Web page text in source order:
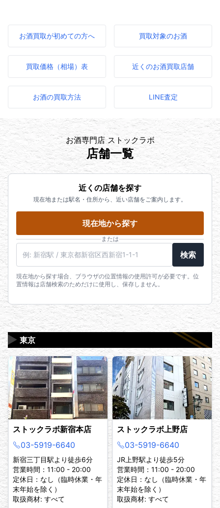
お酒買取が初めての方へ 買取対象のお酒
買取価格（相場）表 近くのお酒買取店舗
お酒の買取方法 LINE査定
お酒専門店 ストックラボ
店舗一覧
近くの店舗を探す
現在地または駅名・住所から、近い店舗をご案内します。
現在地から探す
または
検索
現在地から探す場合、ブラウザの位置情報の使用許可が必要です。位
置情報は店舗検索のためだけに使用し、保存しません。
東京
▶
ストックラボ新宿本店
03-5919-6640
新宿三丁目駅より徒歩6分
営業時間：11:00 - 20:00
定休日：なし（臨時休業・年
末年始を除く）
取扱商材: すべて
ストックラボ上野店
03-5919-6640
JR上野駅より徒歩5分
営業時間：11:00 - 20:00
定休日：なし（臨時休業・年
末年始を除く）
取扱商材: すべて